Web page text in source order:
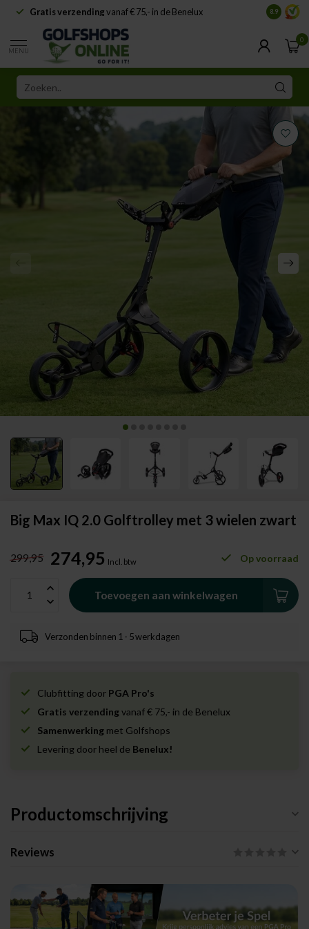
Gratis verzendingvanaf € 75,- in de Benelux 8.9
MENU
0
Big Max IQ 2.0 Golftrolley met 3 wielen zwart
299,95 274,95 Incl. btw Op voorraad
Toevoegen aan winkelwagen
Verzonden binnen 1 - 5 werkdagen
Clubfitting door PGA Pro's
Gratis verzendingvanaf € 75,- in de Benelux
Samenwerking met Golfshops
Levering door heel de Benelux!
Productomschrijving
Reviews